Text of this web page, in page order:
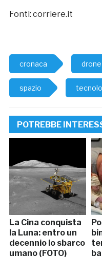
Fonti: corriere.it
cronaca drone
spazio
POTREBBE
La Cina conquista
la Luna: entro un
decennio lo sbarco
umano (FOTO)